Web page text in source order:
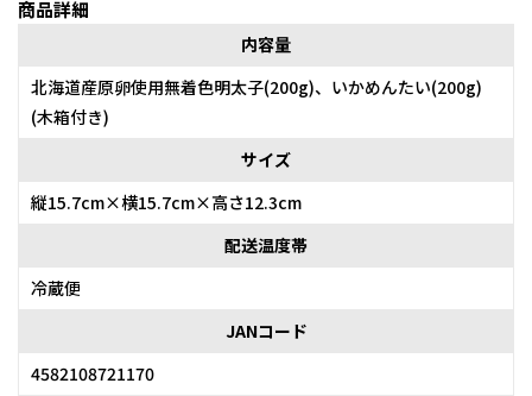
商品詳細
内容量
北海道産原卵使用無着色明太子(200g)、いかめんたい(200g)
(木箱付き)
サイズ
縦15.7cm×横15.7cm×高さ12.3cm
配送温度帯
冷蔵便
JANコード
4582108721170